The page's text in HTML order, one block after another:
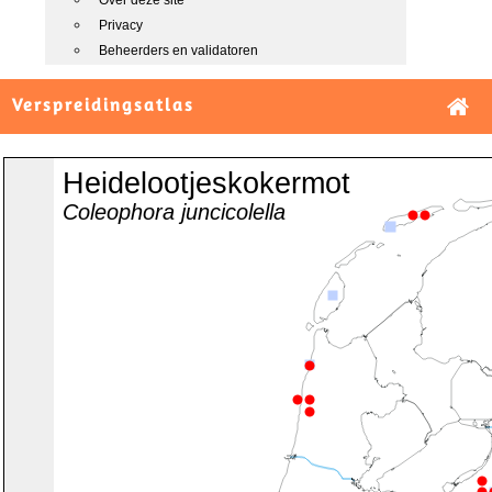
Privacy
Beheerders en validatoren
Verspreidingsatlas